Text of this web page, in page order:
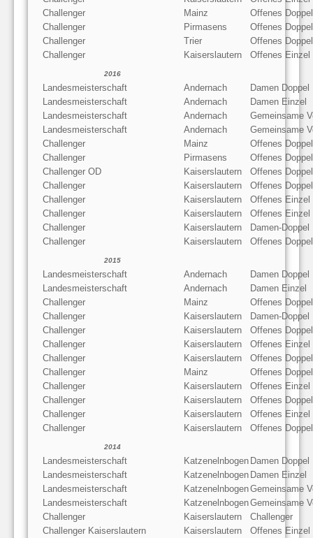
Challenger
Mainz
Offenes Doppel
Challenger
Pirmasens
Offenes Doppel
Challenger
Trier
Offenes Doppel
Challenger
Kaiserslautern Offenes Einzel
2016
Landesmeisterschaft Andernach
Damen Doppel
Landesmeisterschaft
Andernach
Damen Einzel
Landesmeisterschaft
Andernach
Gemeinsame
Landesmeisterschaft
Andernach
Gemeinsame
Challenger
Mainz
Offenes Doppel
Challenger
Pirmasens
Offenes Doppel
Challenger OD
Kaiserslautern
Offenes Doppel
Challenger
Kaiserslautern
Offenes Doppel
Challenger
Kaiserslautern
Offenes Einzel
Challenger
Kaiserslautern
Offenes Einzel
Challenger
Kaiserslautern
Damen-Doppel
Challenger
Kaiserslautern Offenes Doppel
2015
Landesmeisterschaft Andernach
Damen Doppel
Landesmeisterschaft
Andernach
Damen Einzel
Challenger
Mainz
Offenes Doppel
Challenger
Kaiserslautern
Damen-Doppel
Challenger
Kaiserslautern
Offenes Doppel
Challenger
Kaiserslautern
Offenes Einzel
Challenger
Kaiserslautern
Offenes Doppel
Challenger
Mainz
Offenes Doppel
Challenger
Kaiserslautern
Offenes Einzel
Challenger
Kaiserslautern
Offenes Doppel
Challenger
Kaiserslautern
Offenes Einzel
Challenger
Kaiserslautern Offenes Doppel
2014
Landesmeisterschaft Katzenelnbogen Damen Doppel
Landesmeisterschaft
Katzenelnbogen Damen Einzel
Landesmeisterschaft
KatzenelnbogenGemeinsame
Landesmeisterschaft
KatzenelnbogenGemeinsame
Challenger
Kaiserslautern
Challenger
Challenger Kaiserslautern
Kaiserslautern
Offenes Einzel